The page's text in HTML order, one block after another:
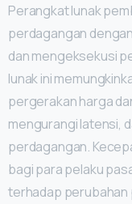
Perangkat lunak
perdagangan
dan mengeksekusi
lunak ini
pergerakan harga
mengurangi latensi,
perdagangan.
bagi para pelaku
terhadap perubahan